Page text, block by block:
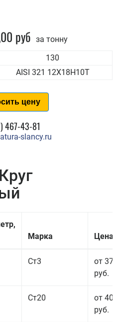
руб за тонну
130
AISI 321 12Х18Н10Т
цену
467-43-81
slancy.ru
Марка Цена
Ст3
от 37
руб.
Ст20
от 40
руб.